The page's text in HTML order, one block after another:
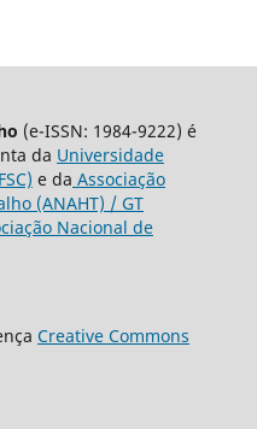
(e-ISSN: 1984-9222) é
da Universidade
e da Associação
(ANAHT) / GT
Nacional de
Creative Commons